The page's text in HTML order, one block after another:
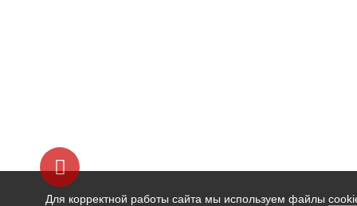
Для корректной работы сайта мы используем файлы